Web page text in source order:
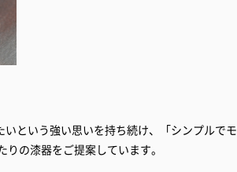
という強い思いを持ち続け、「シンプルでモ
の漆器をご提案しています。